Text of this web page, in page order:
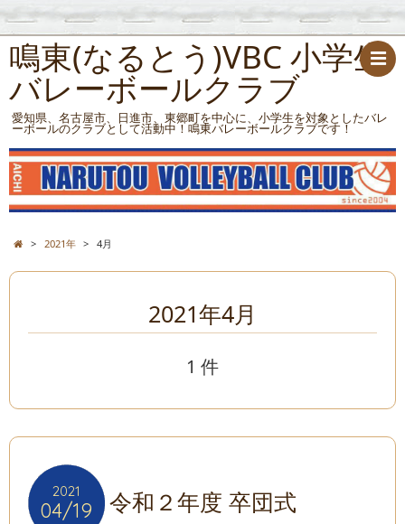
鳴東(なるとう)VBC 小学生
バレーボールクラブ
愛知県、名古屋市、日進市、東郷町を中心に、小学生を対象としたバレ
ーボールのクラブとして活動中！鳴東バレーボールクラブです！
> 2021年 > 4月
2021年4月
1 件
2021
04/19
2021
04/19 令和２年度 卒団式